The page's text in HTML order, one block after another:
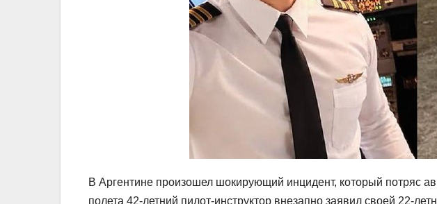
В Аргентине произошел шокирующий инцидент, который потряс
полета 42-летний пилот-инструктор внезапно заявил своей 22-